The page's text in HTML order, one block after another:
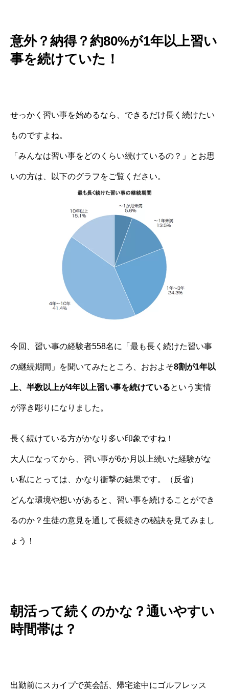
意外？納得？約80%が1年以上習い
事を続けていた！
せっかく習い事を始めるなら、できるだけ長く続けたい
ものですよね。
「みんなは習い事をどのくらい続けているの？」とお思
いの方は、以下のグラフをご覧ください。
今回、習い事の経験者558名に「最も長く続けた習い事
の継続期間」を聞いてみたところ、おおよそ8割が1年以
上、半数以上が4年以上習い事を続けているという実情
が浮き彫りになりました。
長く続けている方がかなり多い印象ですね！
大人になってから、習い事が6か月以上続いた経験がな
い私にとっては、かなり衝撃の結果です。（反省）
どんな環境や想いがあると、習い事を続けることができ
るのか？生徒の意見を通して長続きの秘訣を見てみまし
ょう！
朝活って続くのかな？通いやすい
時間帯は？
出勤前にスカイプで英会話、帰宅途中にゴルフレッス